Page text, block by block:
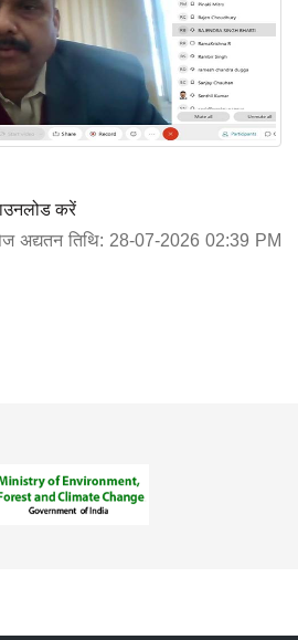
करें
अद्यतन तिथि: 28-07-2026 02:39 PM